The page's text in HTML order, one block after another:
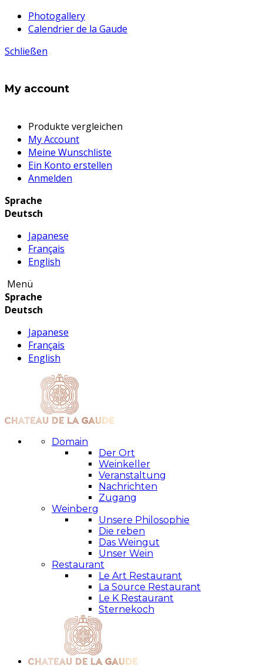
Photogallery
Calendrier de la Gaude
Schließen
My account
Produkte vergleichen
My Account
Meine Wunschliste
Ein Konto erstellen
Anmelden
Sprache
Deutsch
Japanese
Français
English
Menü
Sprache
Deutsch
Japanese
Français
English
Domain
Der Ort
Weinkeller
Veranstaltung
Nachrichten
Zugang
Weinberg
Unsere Philosophie
Die reben
Das Weingut
Unser Wein
Restaurant
Le Art Restaurant
La Source Restaurant
Le K Restaurant
Sternekoch